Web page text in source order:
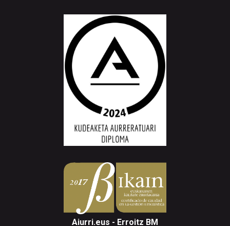
Aiurri.eus - Erroitz BM